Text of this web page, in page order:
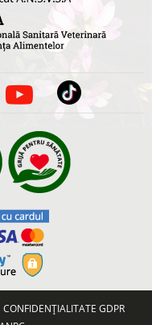
CONFIDENȚIALITATE GDPR